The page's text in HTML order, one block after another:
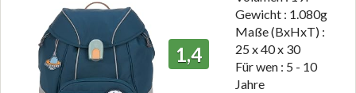
1,4
Gewicht : 1.080g
Maße (BxHxT) :
25 x 40 x 30
Für wen : 5 - 10
Jahre